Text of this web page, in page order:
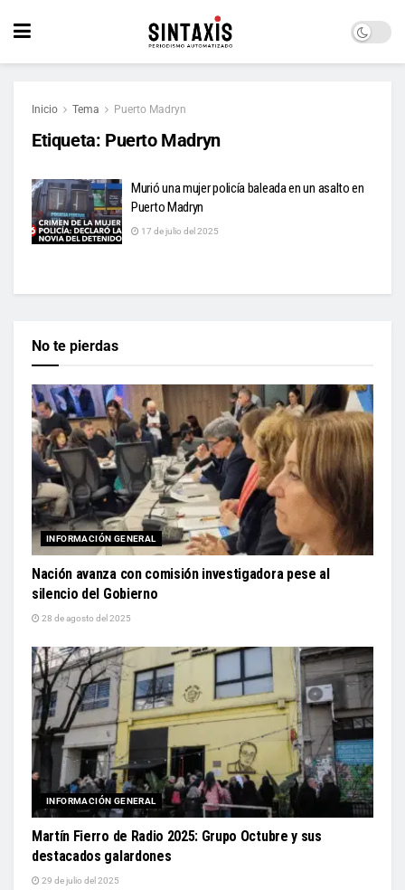
Inicio Tema Puerto Madryn
Etiqueta: Puerto Madryn
Murió una mujer policía baleada en un asalto en
Puerto Madryn
17 de julio del 2025
No te pierdas
INFORMACIÓN GENERAL
Nación avanza con comisión investigadora pese al
silencio del Gobierno
28 de agosto del 2025
INFORMACIÓN GENERAL
Martín Fierro de Radio 2025: Grupo Octubre y sus
destacados galardones
29 de julio del 2025